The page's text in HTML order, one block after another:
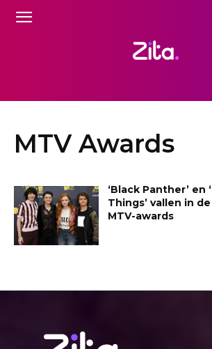
MTV Awards
‘Black Panther’ en
Things’ vallen in
MTV-awards